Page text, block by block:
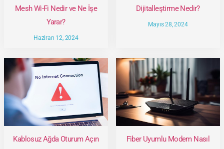
Mesh Wi-Fi Nedir ve Ne İşe
Yarar?
Haziran 12, 2024
Dijitalleştirme Nedir?
Mayıs 28, 2024
Kablosuz Ağda Oturum Açın
Fiber Uyumlu Modem Nasıl